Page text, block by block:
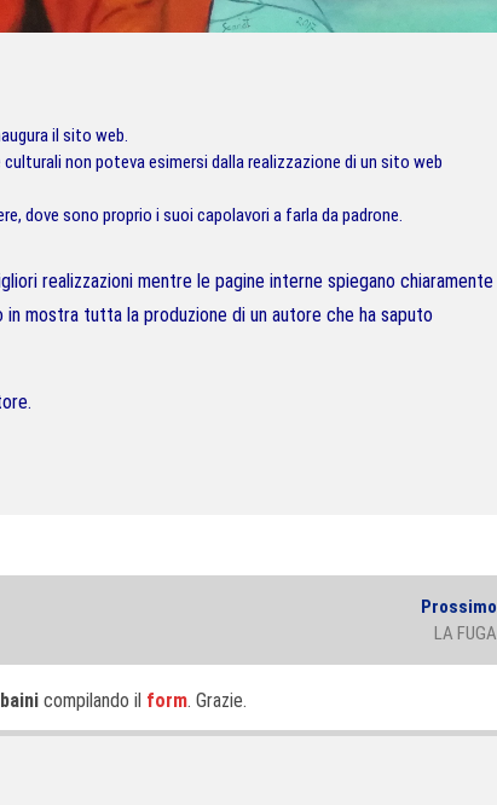
il sito web.
non poteva esimersi dalla realizzazione di un sito web
dove sono proprio i suoi capolavori a farla da padrone.
realizzazioni mentre le pagine interne spiegano chiaramente
mostra tutta la produzione di un autore che ha saputo
Prossimo
LA FUGA
compilando il form. Grazie.